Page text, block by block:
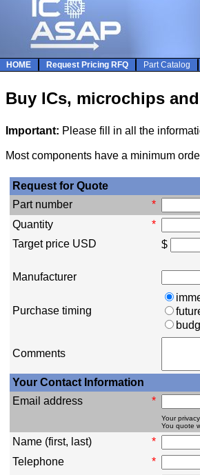
HOME Request Pricing RFQ Part Catalog
Buy ICs, microchips
Important: Please fill in all the
Most components have a minimum
Request for Quote
Part number
*
Quantity
*
Target price USD
$
Manufacturer
Purchase timing
Comments
Your Contact Information
Email address
*
Your
You quote
Name (first, last)
*
Telephone
*